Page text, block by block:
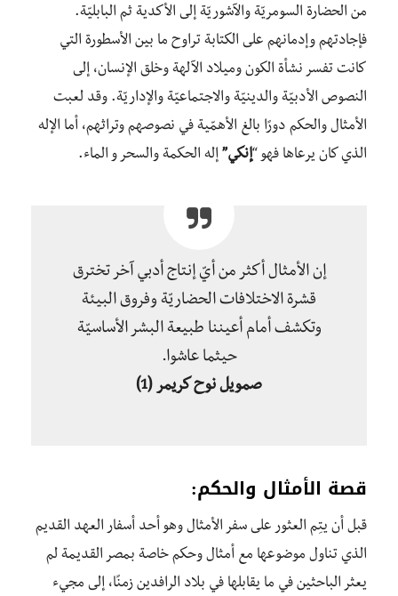
من الحضارة السومريّة والآشوريّة إلى الأكدية ثم البابليّة.
فإجادتهم وإدمانهم على الكتابة تراوح ما بين الأسطورة التي
كانت تفسر نشأة الكون وميلاد الآلهة وخلق الإنسان، إلى
النصوص الأدبيّة والدينيّة والاجتماعيّة والإداريّة. وقد لعبت
الأمثال والحكم دورًا بالغ الأهمّية في نصوصهم وتراثهم، أما الإله
الذي كان يرعاها فهو “إنكي” إله الحكمة والسحر و الماء.
إن الأمثال أكثر من أيّ إنتاج أدبي آخر تخترق
قشرة الاختلافات الحضاريّة وفروق البيئة
وتكشف أمام أعيننا طبيعة البشر الأساسيّة
حيثما عاشوا.
صمويل نوح كريمر(1)
قصة الأمثال والحكم:
قبل أن يتِم العثور على سفر الأمثال وهو أحد أسفار العهد القديم
الذي تناول موضوعها مع أمثال وحكم خاصة بمصر القديمة لم
يعثر الباحثين في ما يقابلها في بلاد الرافدين زمنًا، إلى مجيء